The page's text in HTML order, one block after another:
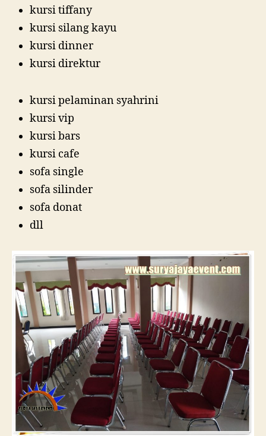
kursi tiffany
kursi silang kayu
kursi dinner
kursi direktur
kursi pelaminan syahrini
kursi vip
kursi bars
kursi cafe
sofa single
sofa silinder
sofa donat
dll